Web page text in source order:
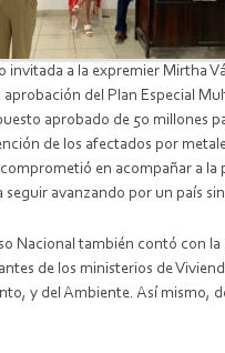
invitada a la expremier Mirtha
aprobación del Plan Especial
aprobado de 50 millones
de los afectados por
en acompañar a la
seguir avanzando por un país
Nacional también contó con la
de los ministerios de
y del Ambiente. Así mismo,